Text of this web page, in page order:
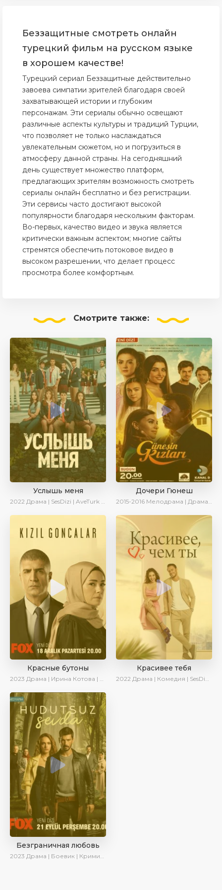
Беззащитные смотреть онлайн
турецкий фильм на русском языке
в хорошем качестве!
Турецкий сериал Беззащитные действительно
завоева симпатии зрителей благодаря своей
захватывающей истории и глубоким
персонажам. Эти сериалы обычно освещают
различные аспекты культуры и традиций Турции,
что позволяет не только наслаждаться
увлекательным сюжетом, но и погрузиться в
атмосферу данной страны. На сегодняшний
день существует множество платформ,
предлагающих зрителям возможность смотреть
сериалы онлайн бесплатно и без регистрации.
Эти сервисы часто достигают высокой
популярности благодаря нескольким факторам.
Во-первых, качество видео и звука является
критически важным аспектом; многие сайты
стремятся обеспечить потоковое видео в
высоком разрешении, что делает процесс
просмотра более комфортным.
Смотрите также:
Услышь меня
2022 Драма | SesDizi | AveTurk | Turok1990
Дочери Гюнеш
2015-2016 Мелодрама | Драма | Комедия
Красные бутоны
2023 Драма | Ирина Котова | Сериалы 2023
Красивее тебя
2022 Драма | Комедия | SesDizi | AveTurk | Turok1990
Безграничная любовь
2023 Драма | Боевик | Криминал | SesDizi | Сериалы 2023